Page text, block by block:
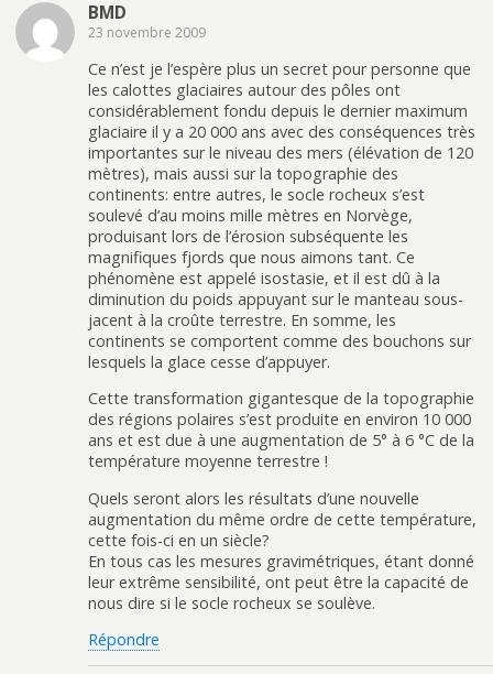
BMD
23 novembre 2009
Ce n’est je l’espère plus un secret pour personne que
les calottes glaciaires autour des pôles ont
considérablement fondu depuis le dernier maximum
glaciaire il y a 20 000 ans avec des conséquences très
importantes sur le niveau des mers (élévation de 120
mètres), mais aussi sur la topographie des
continents: entre autres, le socle rocheux s’est
soulevé d’au moins mille mètres en Norvège,
produisant lors de l’érosion subséquente les
magnifiques fjords que nous aimons tant. Ce
phénomène est appelé isostasie, et il est dû à la
diminution du poids appuyant sur le manteau sous-
jacent à la croûte terrestre. En somme, les
continents se comportent comme des bouchons sur
lesquels la glace cesse d’appuyer.
Cette transformation gigantesque de la topographie
des régions polaires s’est produite en environ 10 000
ans et est due à une augmentation de 5° à 6 °C de la
température moyenne terrestre !
Quels seront alors les résultats d’une nouvelle
augmentation du même ordre de cette température,
cette fois-ci en un siècle?
En tous cas les mesures gravimétriques, étant donné
leur extrême sensibilité, ont peut être la capacité de
nous dire si le socle rocheux se soulève.
Répondre